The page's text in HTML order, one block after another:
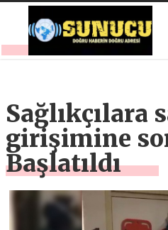
Sağlıkçılara
girişimine
Başlatıldı